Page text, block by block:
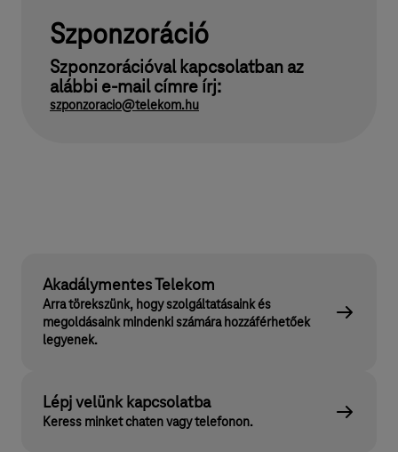
Szponzoráció
Szponzorációval kapcsolatban az
alábbi e-mail címre írj:
szponzoracio@telekom.hu
Akadálymentes Telekom
Arra törekszünk, hogy szolgáltatásaink és
megoldásaink mindenki számára hozzáférhetőek
legyenek.
Lépj velünk kapcsolatba
Keress minket chaten vagy telefonon.